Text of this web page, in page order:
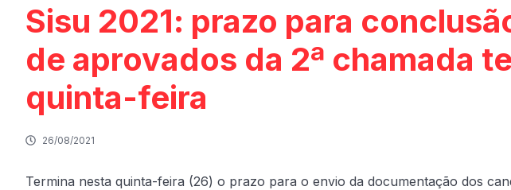
Sisu 2021: prazo para
de aprovados da 2ª chamada
quinta-feira
26/08/2021
Termina nesta quinta-feira (26) o prazo para o envio da documentação dos